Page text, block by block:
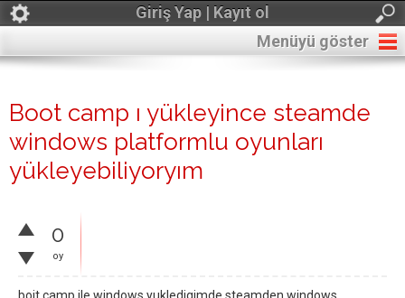
Giriş Yap | Kayıt ol
Menüyü göster
Boot camp ı yükleyince steamde
windows platformlu oyunları
yükleyebiliyoryım
0
oy